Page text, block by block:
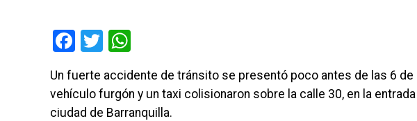
Facebook
Twitter
Un fuerte accidente de tránsito se presentó poco antes de las 6 de
vehículo furgón y un taxi colisionaron sobre la calle 30, en la
ciudad de Barranquilla.